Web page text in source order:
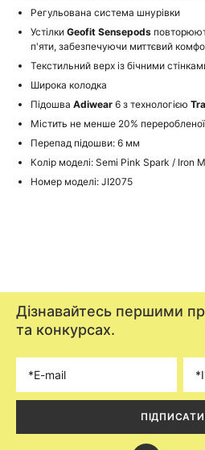
Регульована система шнурівки
Устілки Geofit Sensepods
п'яти, забезпечуючи миттєвий
Текстильний верх із бічними
Широка колодка
Підошва Adiwear 6 з технологією
Містить не менше 20%
Перепад підошви: 6 мм
Колір моделі: Semi Pink Spark / Iron
Номер моделі: JI2075
Дізнавайтесь першими
та конкурсах.